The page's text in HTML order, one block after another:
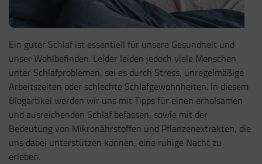
Ein guter Schlaf ist essentiell für unsere Gesundheit und
unser Wohlbefinden. Leider leiden jedoch viele Menschen
unter Schlafproblemen, sei es durch Stress, unregelmäßige
Arbeitszeiten oder schlechte Schlafgewohnheiten. In diesem
Blogartikel werden wir uns mit Tipps für einen erholsamen
und ausreichenden Schlaf befassen, sowie mit der
Bedeutung von Mikronährstoffen und Pflanzenextrakten, die
uns dabei unterstützen können, eine ruhige Nacht zu
erleben.